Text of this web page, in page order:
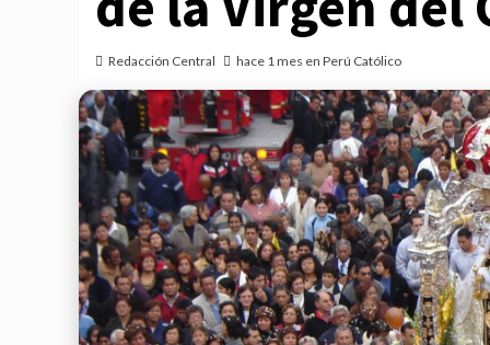
Redacción Central hace 1 mes en Perú Católico